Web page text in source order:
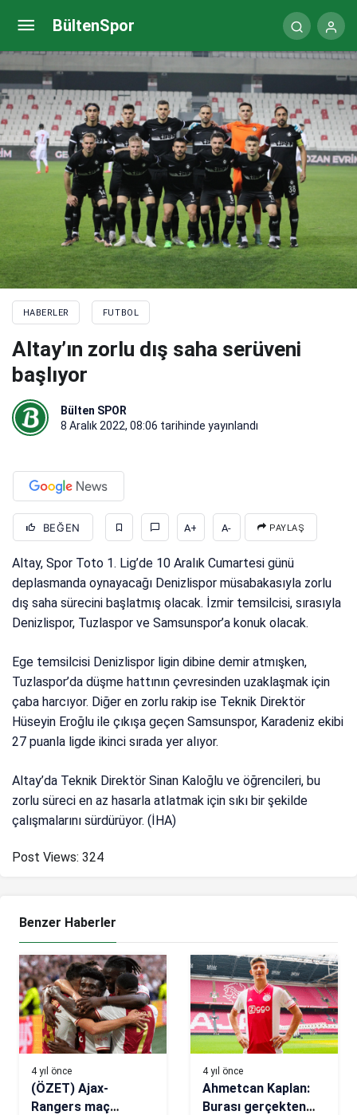
BültenSpor
HABERLER FUTBOL
Altay’ın zorlu dış saha serüveni
başlıyor
Bülten SPOR
8 Aralık 2022, 08:06 tarihinde yayınlandı
BEĞEN A+ A- PAYLAŞ
Altay, Spor Toto 1. Lig’de 10 Aralık Cumartesi günü
deplasmanda oynayacağı Denizlispor müsabakasıyla zorlu
dış saha sürecini başlatmış olacak. İzmir temsilcisi, sırasıyla
Denizlispor, Tuzlaspor ve Samsunspor’a konuk olacak.
Ege temsilcisi Denizlispor ligin dibine demir atmışken,
Tuzlaspor’da düşme hattının çevresinden uzaklaşmak için
çaba harcıyor. Diğer en zorlu rakip ise Teknik Direktör
Hüseyin Eroğlu ile çıkışa geçen Samsunspor, Karadeniz ekibi
27 puanla ligde ikinci sırada yer alıyor.
Altay’da Teknik Direktör Sinan Kaloğlu ve öğrencileri, bu
zorlu süreci en az hasarla atlatmak için sıkı bir şekilde
çalışmalarını sürdürüyor. (İHA)
Post Views: 324
Benzer Haberler
4 yıl önce
(ÖZET) Ajax-
Rangers maç
4 yıl önce
Ahmetcan Kaplan:
Burası gerçekten
2022 FIFA Dünya Kupası’nda çeyrek final heyecanı